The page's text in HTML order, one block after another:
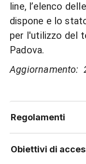
line, l’elenco
dispone e lo
per l'utilizzo del
Padova.
Aggiornamento:
Regolamenti
Obiettivi di